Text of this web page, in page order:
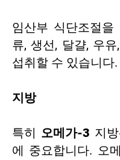
임산부 식단조절
류, 생선, 달걀, 우
섭취할 수 있습니다.
지방
특히 오메가-3 지
에 중요합니다. 오